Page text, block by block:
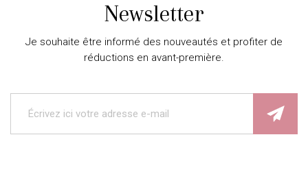
Newsletter
Je souhaite être informé des nouveautés et profiter de
réductions en avant-première.